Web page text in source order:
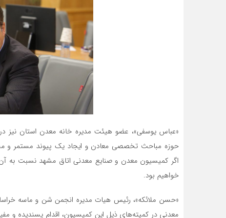
«عباس یوسفی»، عضو هیئت مدیره خانه معدن استان نیز
حوزه مباحث تخصصی معادن و ایجاد یک پیوند مستمر و
اگر کمیسیون معدن و صنایع معدنی اتاق مشهد نسبت به آن
خواهیم بود.
«حسن ملائکه»، رئیس هیات مدیره انجمن شن و ماسه
معدنی در کمیته‌های ذیل این کمیسیون، اقدام پسندیده و